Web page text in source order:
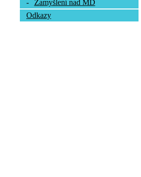
-
Zamyšlení nad MD
Odkazy